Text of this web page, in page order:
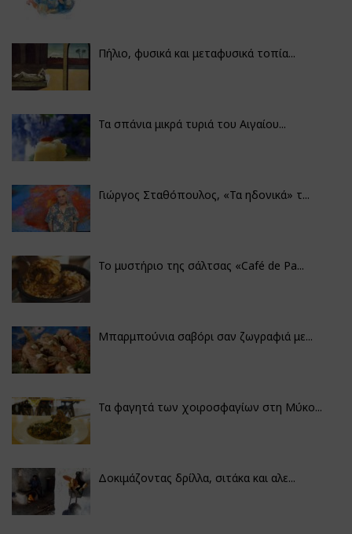
Πήλιο, φυσικά και μεταφυσικά τοπία...
Τα σπάνια μικρά τυριά του Αιγαίου...
Γιώργος Σταθόπουλος, «Τα ηδονικά» τ...
Το μυστήριο της σάλτσας «Café de Pa...
Μπαρμπούνια σαβόρι σαν ζωγραφιά με...
Τα φαγητά των χοιροσφαγίων στη Μύκο...
Δοκιμάζοντας δρίλλα, σιτάκα και αλε...